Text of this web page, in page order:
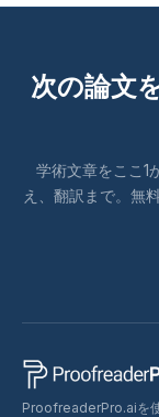
次の論文
学術文章をここ1
え、翻訳まで。無
ProofreaderPro.aiを